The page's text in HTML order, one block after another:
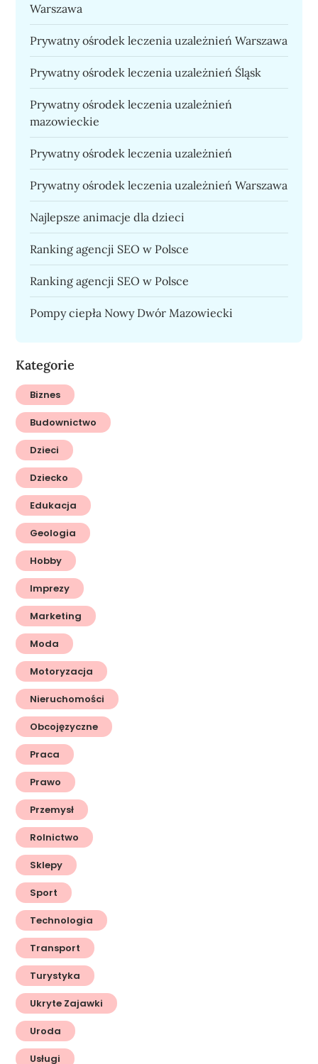
Warszawa
Prywatny ośrodek leczenia uzależnień Warszawa
Prywatny ośrodek leczenia uzależnień Śląsk
Prywatny ośrodek leczenia uzależnień
mazowieckie
Prywatny ośrodek leczenia uzależnień
Prywatny ośrodek leczenia uzależnień Warszawa
Najlepsze animacje dla dzieci
Ranking agencji SEO w Polsce
Ranking agencji SEO w Polsce
Pompy ciepła Nowy Dwór Mazowiecki
Kategorie
Biznes
Budownictwo
Dzieci
Dziecko
Edukacja
Geologia
Hobby
Imprezy
Marketing
Moda
Motoryzacja
Nieruchomości
Obcojęzyczne
Praca
Prawo
Przemysł
Rolnictwo
Sklepy
Sport
Technologia
Transport
Turystyka
Ukryte Zajawki
Uroda
Usługi